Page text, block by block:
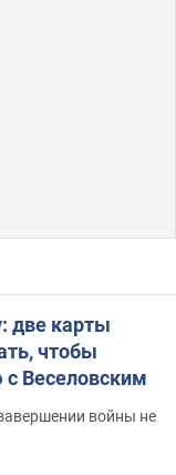
две карты
чтобы
Веселовским
войны не